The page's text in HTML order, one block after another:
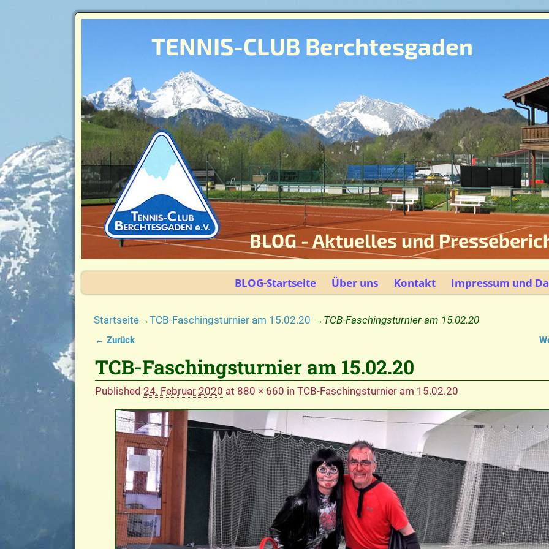
TENNIS-CLUB Berchtesgaden
BLOG - Aktuelles und
BLOG-Startseite Über uns Kontakt Impressum und
Startseite→TCB-Faschingsturnier am 15.02.20 → TCB-Faschingsturnier am 15.02.20
← Zurück
TCB-Faschingsturnier am 15.02.20
Published 24. Februar 2020 at 880 × 660 in TCB-Faschingsturnier am 15.02.20